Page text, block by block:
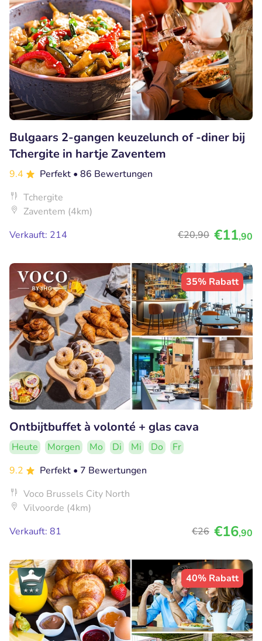
Bulgaars 2-gangen keuzelunch of -diner bij
Tchergite in hartje Zaventem
9.4 Perfekt • 86 Bewertungen
Tchergite
Zaventem (4km)
Verkauft: 214
€20,90 €11,90
35% Rabatt
Ontbijtbuffet à volonté + glas cava
Heute Morgen Mo Di Mi Do
Fr
9.2
Perfekt • 7 Bewertungen
Voco Brussels City North
Vilvoorde (4km)
Verkauft: 81
€26 €16,90
40% Rabatt